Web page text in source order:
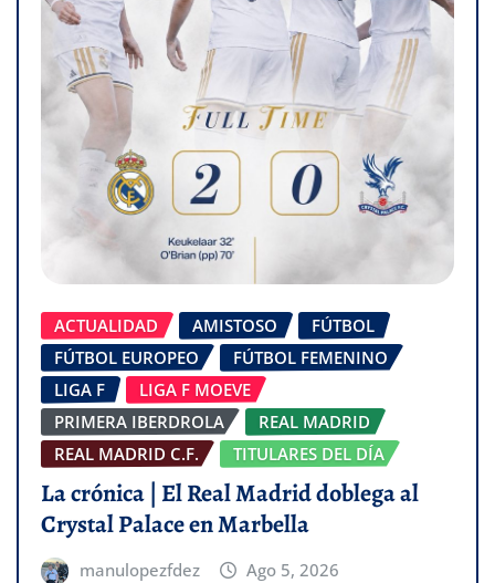
ACTUALIDAD AMISTOSO
FÚTBOL
FÚTBOL EUROPEO
FÚTBOL FEMENINO
LIGA F
LIGA F MOEVE
PRIMERA IBERDROLA
REAL MADRID
REAL MADRID C.F.
TITULARES DEL DÍA
La crónica | El Real Madrid doblega al
Crystal Palace en Marbella
manulopezfdez Ago 5, 2026